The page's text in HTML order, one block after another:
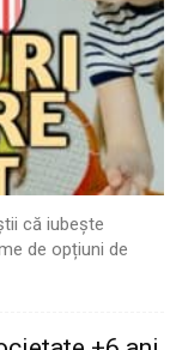
că iubește
de opțiuni de